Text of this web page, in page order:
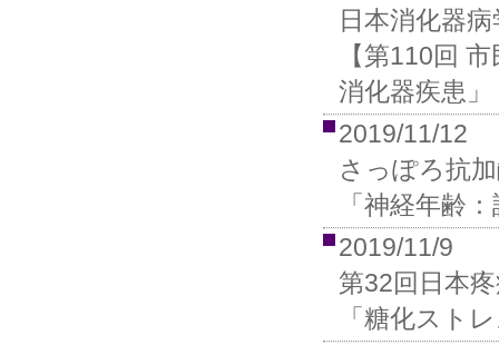
日本消化器
【第110回
消化器疾患」
2019/11/12
さっぽろ抗
「神経年齢
2019/11/9
第32回日本
「糖化スト